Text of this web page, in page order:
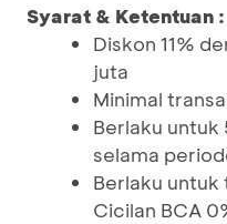
Syarat & Ketentuan :
Diskon 11%
juta
Minimal
Berlaku
selama
Berlaku untuk
Cicilan BCA